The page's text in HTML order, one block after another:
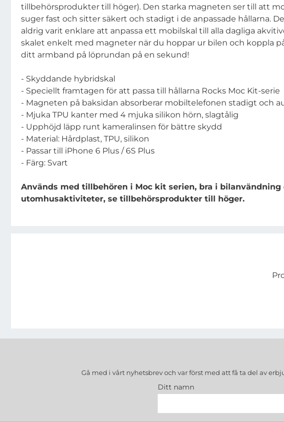
tillbehörsprodukter till höger). Den starka magneten ser till att
suger fast och sitter säkert och stadigt i de anpassade hållarna.
aldrig varit enklare att anpassa ett mobilskal till alla dagliga
skalet enkelt med magneter när du hoppar ur bilen och koppla
ditt armband på löprundan på en sekund!
- Skyddande hybridskal
- Speciellt framtagen för att passa till hållarna Rocks Moc Kit-serie
- Magneten på baksidan absorberar mobiltelefonen stadigt och
- Mjuka TPU kanter med 4 mjuka silikon hörn, slagtålig
- Upphöjd läpp runt kameralinsen för bättre skydd
- Material: Hårdplast, TPU, silikon
- Passar till iPhone 6 Plus / 6S Plus
- Färg: Svart
Används med tillbehören i Moc kit serien, bra i bilanvändning
utomhusaktiviteter, se tillbehörsprodukter till höger.
Gå med i vårt nyhetsbrev och var först med att få ta del av
Ditt namn